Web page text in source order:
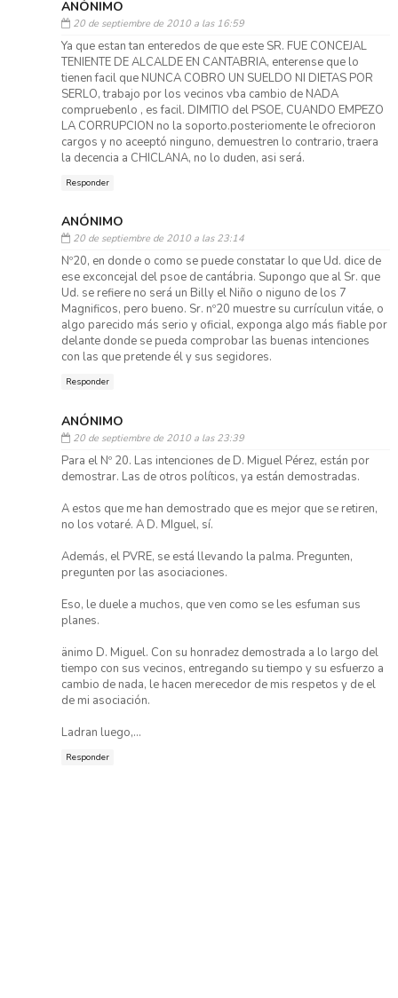
ANÓNIMO
20 de septiembre de 2010 a las 16:59
Ya que estan tan enteredos de que este SR. FUE CONCEJAL
TENIENTE DE ALCALDE EN CANTABRIA, enterense que lo
tienen facil que NUNCA COBRO UN SUELDO NI DIETAS POR
SERLO, trabajo por los vecinos vba cambio de NADA
compruebenlo , es facil. DIMITIO del PSOE, CUANDO EMPEZO
LA CORRUPCION no la soporto.posteriomente le ofrecioron
cargos y no aceeptó ninguno, demuestren lo contrario, traera
la decencia a CHICLANA, no lo duden, asi será.
Responder
ANÓNIMO
20 de septiembre de 2010 a las 23:14
Nº20, en donde o como se puede constatar lo que Ud. dice de
ese exconcejal del psoe de cantábria. Supongo que al Sr. que
Ud. se refiere no será un Billy el Niño o niguno de los 7
Magnificos, pero bueno. Sr. nº20 muestre su currículun vitáe, o
algo parecido más serio y oficial, exponga algo más fiable por
delante donde se pueda comprobar las buenas intenciones
con las que pretende él y sus segidores.
Responder
ANÓNIMO
20 de septiembre de 2010 a las 23:39
Para el Nº 20. Las intenciones de D. Miguel Pérez, están por
demostrar. Las de otros políticos, ya están demostradas.
A estos que me han demostrado que es mejor que se retiren,
no los votaré. A D. MIguel, sí.
Además, el PVRE, se está llevando la palma. Pregunten,
pregunten por las asociaciones.
Eso, le duele a muchos, que ven como se les esfuman sus
planes.
änimo D. Miguel. Con su honradez demostrada a lo largo del
tiempo con sus vecinos, entregando su tiempo y su esfuerzo a
cambio de nada, le hacen merecedor de mis respetos y de el
de mi asociación.
Ladran luego,...
Responder